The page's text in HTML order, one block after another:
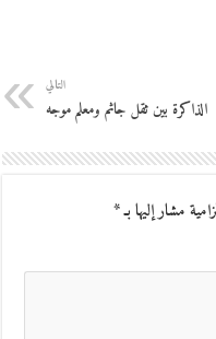
التالي
الذاكرة بين ثقل جاثم ومعلم موجه
مشار إليها بـ*